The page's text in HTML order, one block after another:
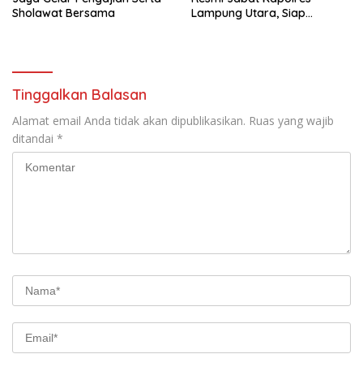
Sholawat Bersama
Lampung Utara, Siap
Tinggalkan Balasan
Alamat email Anda tidak akan dipublikasikan. Ruas yang wajib
ditandai *